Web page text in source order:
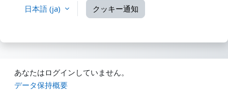
日本語 ‎(ja)‎ クッキー通知
あなたはログインしていません。
データ保持概要